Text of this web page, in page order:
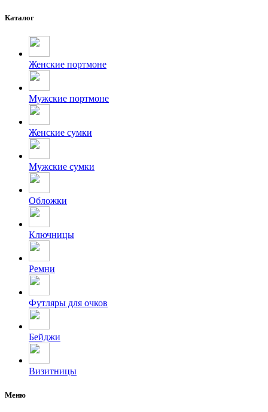
Каталог
Женские портмоне
Мужские портмоне
Женские сумки
Мужские сумки
Обложки
Ключницы
Ремни
Футляры для очков
Бейджи
Визитницы
Меню